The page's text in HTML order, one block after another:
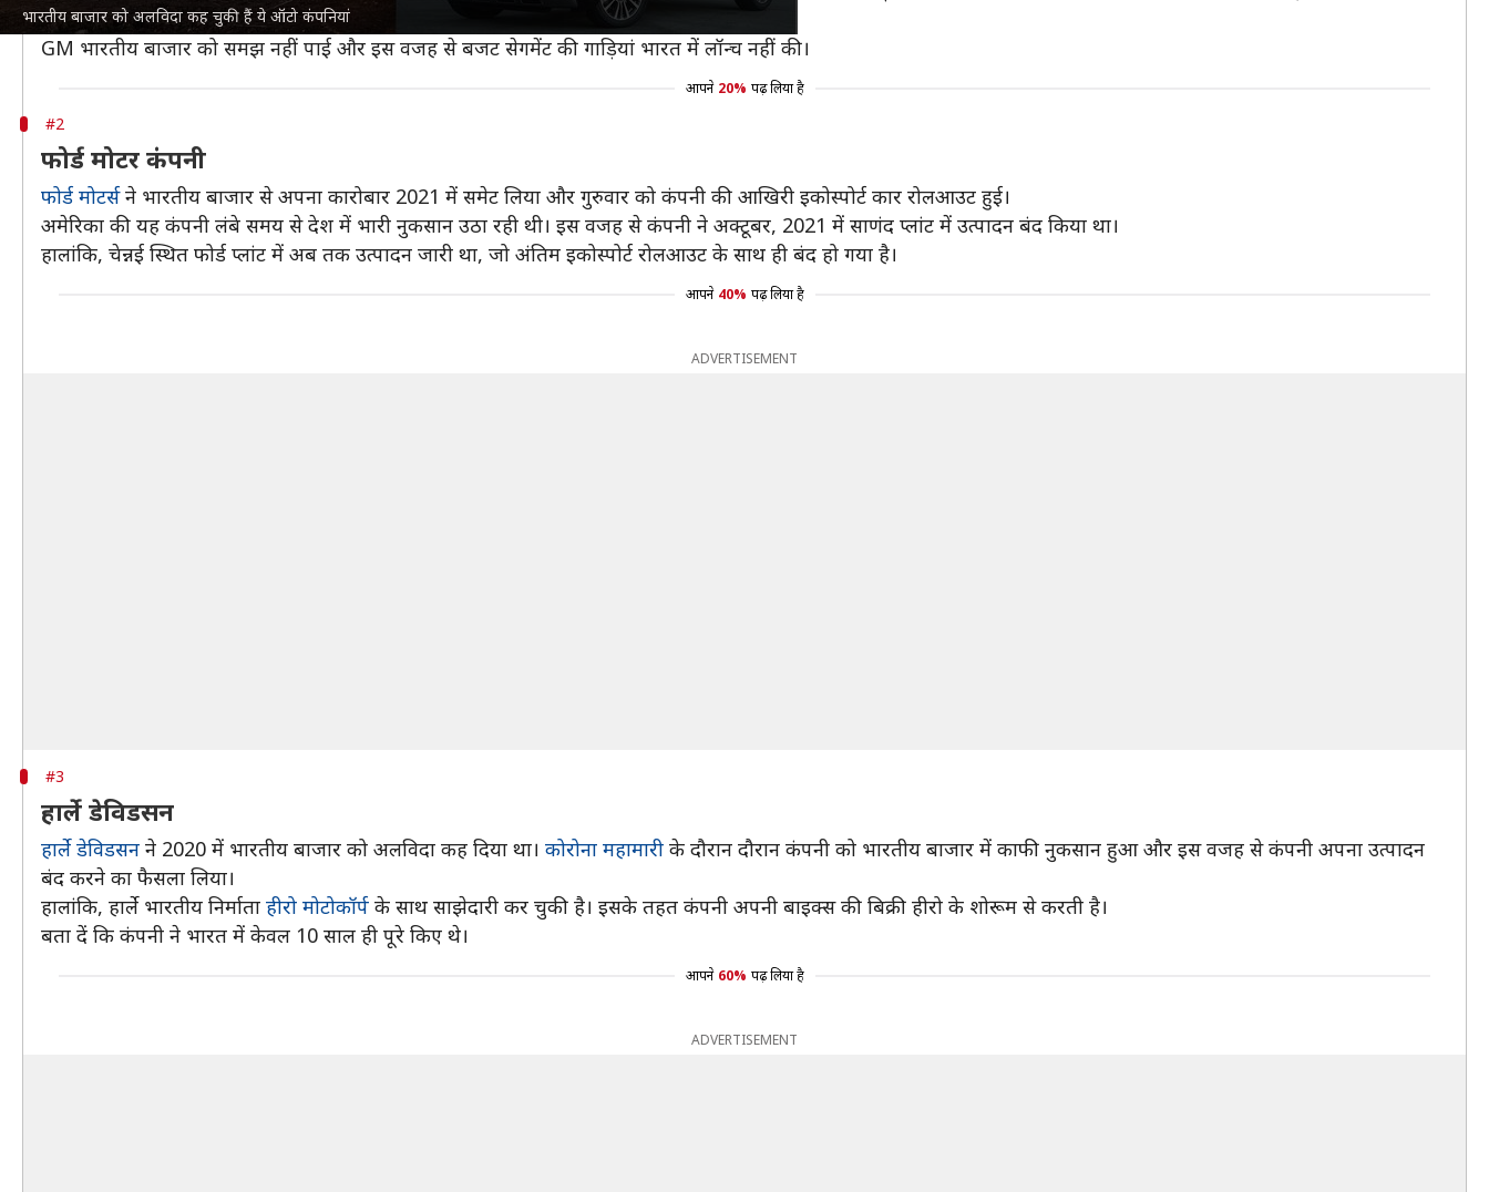
भारतीय बाजार को अलविदा कह चुकी हैं ये ऑटो कंपनियां
से ग्राहक इससे दूर होते चले गए और इस वजह से कंपनी की बिक्री गिरती चली गई।
GM भारतीय बाजार को समझ नहीं पाई और इस वजह से बजट सेगमेंट की गाड़ियां भारत में लॉन्च नहीं की।
आपने 20% पढ़ लिया है
#2
फोर्ड मोटर कंपनी
फोर्ड मोटर्सने भारतीय बाजार से अपना कारोबार 2021 में समेट लिया और गुरुवार को कंपनी की आखिरी इकोस्पोर्ट कार रोलआउट हुई।
अमेरिका की यह कंपनी लंबे समय से देश में भारी नुकसान उठा रही थी। इस वजह से कंपनी ने अक्टूबर, 2021 में साणंद प्लांट में उत्पादन बंद किया था।
हालांकि, चेन्नई स्थित फोर्ड प्लांट में अब तक उत्पादन जारी था, जो अंतिम इकोस्पोर्ट रोलआउट के साथ ही बंद हो गया है।
आपने 40% पढ़ लिया है
ADVERTISEMENT
#3
हार्ले डेविडसन
हार्ले डेविडसन ने 2020 में भारतीय बाजार को अलविदा कह दिया था। कोरोना महामारी के दौरान दौरान कंपनी को भारतीय बाजार में काफी नुकसान हुआ और इस वजह से कंपनी अपना उत्पादन
बंद करने का फैसला लिया।
हालांकि, हार्ले भारतीय निर्माता हीरो मोटोकॉर्प के साथ साझेदारी कर चुकी है। इसके तहत कंपनी अपनी बाइक्स की बिक्री हीरो के शोरूम से करती है।
बता दें कि कंपनी ने भारत में केवल 10 साल ही पूरे किए थे।
आपने 60% पढ़ लिया है
ADVERTISEMENT